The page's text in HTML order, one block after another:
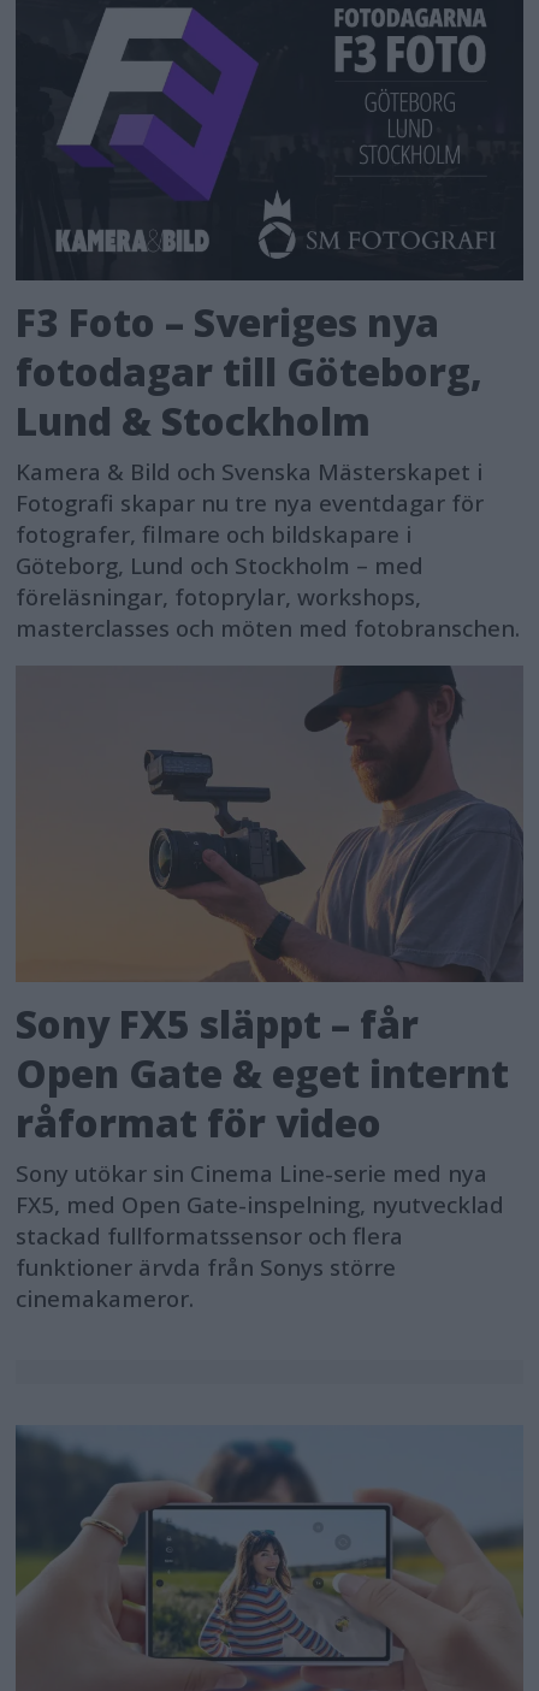
F3 Foto – Sveriges nya
fotodagar till Göteborg,
Lund & Stockholm
Kamera & Bild och Svenska Mästerskapet i
Fotografi skapar nu tre nya eventdagar för
fotografer, filmare och bildskapare i
Göteborg, Lund och Stockholm – med
föreläsningar, fotoprylar, workshops,
masterclasses och möten med fotobranschen.
Sony FX5 släppt – får
Open Gate & eget internt
råformat för video
Sony utökar sin Cinema Line-serie med nya
FX5, med Open Gate-inspelning, nyutvecklad
stackad fullformatssensor och flera
funktioner ärvda från Sonys större
cinemakameror.